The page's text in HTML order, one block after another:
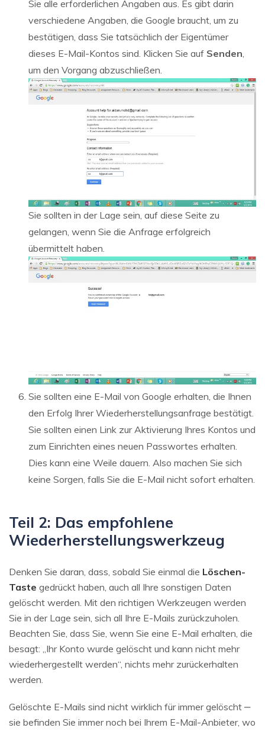
Sie alle erforderlichen Angaben aus. Es gibt darin
verschiedene Angaben, die Google braucht, um zu
bestätigen, dass Sie tatsächlich der Eigentümer
dieses E-Mail-Kontos sind. Klicken Sie auf Senden,
um den Vorgang abzuschließen.
Sie sollten in der Lage sein, auf diese Seite zu
gelangen, wenn Sie die Anfrage erfolgreich
übermittelt haben.
Sie sollten eine E-Mail von Google erhalten, die Ihnen
den Erfolg Ihrer Wiederherstellungsanfrage bestätigt.
Sie sollten einen Link zur Aktivierung Ihres Kontos und
zum Einrichten eines neuen Passwortes erhalten.
Dies kann eine Weile dauern. Also machen Sie sich
keine Sorgen, falls Sie die E-Mail nicht sofort erhalten.
Teil 2: Das empfohlene
Wiederherstellungswerkzeug
Denken Sie daran, dass, sobald Sie einmal die Löschen-
Taste gedrückt haben, auch all Ihre sonstigen Daten
gelöscht werden. Mit den richtigen Werkzeugen werden
Sie in der Lage sein, sich all Ihre E-Mails zurückzuholen.
Beachten Sie, dass Sie, wenn Sie eine E-Mail erhalten, die
besagt: „Ihr Konto wurde gelöscht und kann nicht mehr
wiederhergestellt werden“, nichts mehr zurückerhalten
werden.
Gelöschte E-Mails sind nicht wirklich für immer gelöscht ‒
sie befinden Sie immer noch bei Ihrem E-Mail-Anbieter, wo